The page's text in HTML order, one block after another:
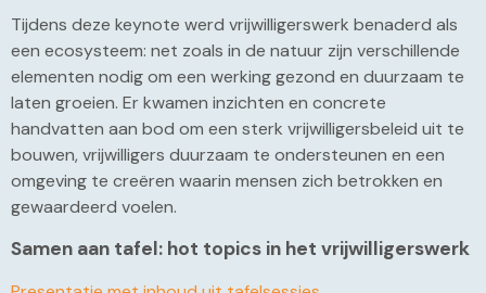
Tijdens deze keynote werd vrijwilligerswerk benaderd als
een ecosysteem: net zoals in de natuur zijn verschillende
elementen nodig om een werking gezond en duurzaam te
laten groeien. Er kwamen inzichten en concrete
handvatten aan bod om een sterk vrijwilligersbeleid uit te
bouwen, vrijwilligers duurzaam te ondersteunen en een
omgeving te creëren waarin mensen zich betrokken en
gewaardeerd voelen.
Samen aan tafel: hot topics in het vrijwilligerswerk